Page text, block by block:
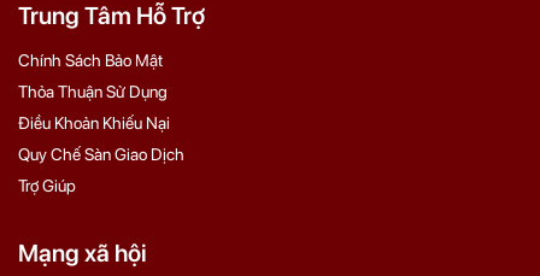
Trung Tâm Hỗ Trợ
Chính Sách Bảo Mật
Thỏa Thuận Sử Dụng
Điều Khoản Khiếu Nại
Quy Chế Sàn Giao Dịch
Trợ Giúp
Mạng xã hội